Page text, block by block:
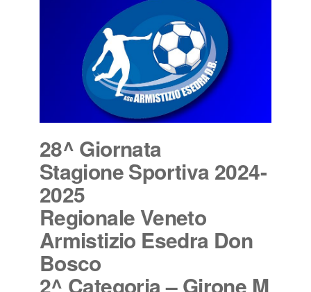
28^ Giornata
Stagione Sportiva 2024-
2025
Regionale Veneto
Armistizio Esedra Don
Bosco
2^ Categoria – Girone M